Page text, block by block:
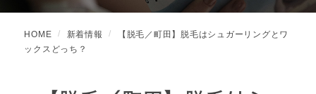
HOME 新着情報
【脱毛／町田】脱毛はシュガーリングとワ
ックスどっち？